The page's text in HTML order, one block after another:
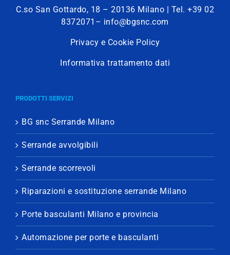
C.so San Gottardo, 18 – 20136 Milano | Tel. +39 02
8372071 – info@bgsnc.com
Privacy e Cookie Policy
Informativa trattamento dati
PRODOTTI SERVIZI
BG snc Serrande Milano
Serrande avvolgibili
Serrande scorrevoli
Riparazioni e sostituzione serrande Milano
Porte basculanti Milano e provincia
Automazione per porte e basculanti